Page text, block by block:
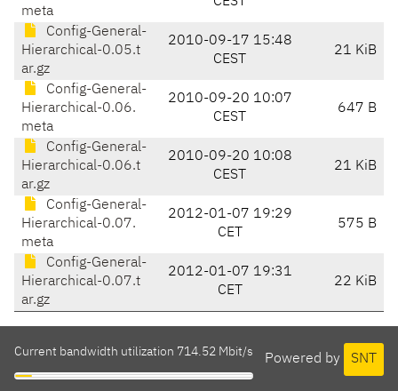
meta
Config-General-
Hierarchical-0.05.t
ar.gz
2010-09-17 15:48
CEST
21 KiB
Config-General-
Hierarchical-0.06.
meta
2010-09-20 10:07
CEST
647 B
Config-General-
Hierarchical-0.06.t
ar.gz
2010-09-20 10:08
CEST
21 KiB
Config-General-
Hierarchical-0.07.
meta
2012-01-07 19:29
CET
575 B
Config-General-
Hierarchical-0.07.t
ar.gz
2012-01-07 19:31
CET
22 KiB
Powered by SNT
Current bandwidth utilization 714.52 Mbit/s